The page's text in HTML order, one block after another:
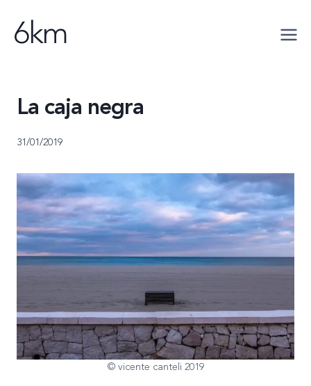
contenido
6km
La caja negra
31/01/2019
© vicente canteli 2019